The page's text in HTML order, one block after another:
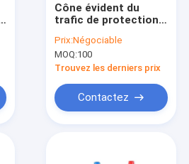
Cône évident du
trafic de protection
Traffic Cone de la
lampe 2kg
Prix:Négociable
MOQ:100
Trouvez les derniers prix
Contactez